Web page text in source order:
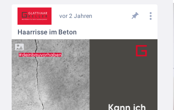
vor 2 Jahren
Haarrisse im Beton